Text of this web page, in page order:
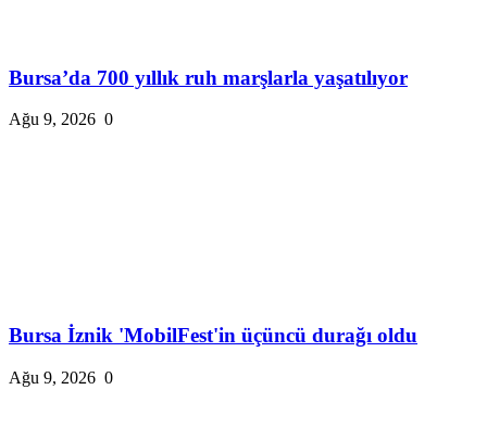
Bursa’da 700 yıllık ruh marşlarla yaşatılıyor
Ağu 9, 2026 0
Bursa İznik 'MobilFest'in üçüncü durağı oldu
Ağu 9, 2026 0